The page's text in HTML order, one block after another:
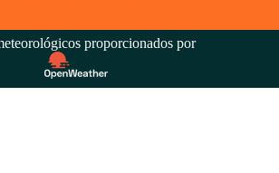
proporcionados por